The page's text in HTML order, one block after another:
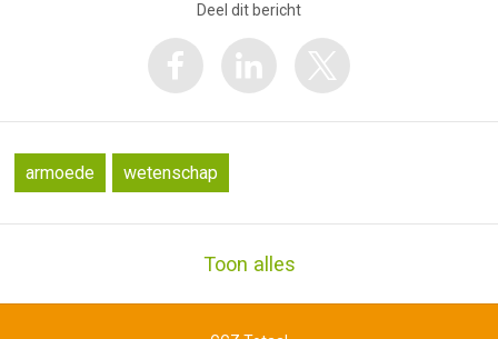
Deel dit bericht
armoede wetenschap
Toon alles